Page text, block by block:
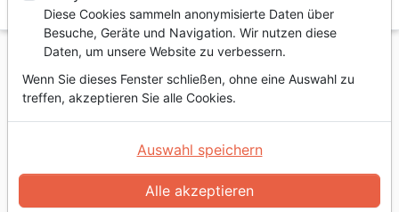
Suche
Startseite Bibeln
Bibel Standard
Italien, NR2006 Bible compacte - Modèle rigide,
toilé, zipper
Italien, NR2006 Bible compacte
Modèle rigide, toilé, zipper
Version : Nuova Riveduta 2006
Diese Cookies sammeln anonymisierte Daten über
Besuche, Geräte und Navigation. Wir nutzen diese
Daten, um unsere Website zu verbessern.
Wenn Sie dieses Fenster schließen, ohne eine Auswahl zu
treffen, akzeptieren Sie alle Cookies.
Alle akzeptieren
Auswahl speichern